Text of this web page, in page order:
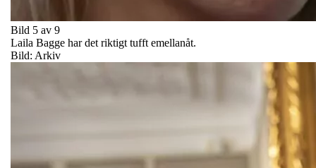
Bild 5 av 9
Laila Bagge har det riktigt tufft emellanåt.
Bild: Arkiv